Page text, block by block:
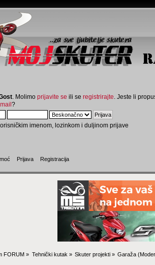
. Molimo prijavite se ili se registrirajte . Jeste li
?
imenom, lozinkom i duljinom prijave
Prijava Registracija
FORUM » Tehnički kutak » Skuter projekti» Garaža